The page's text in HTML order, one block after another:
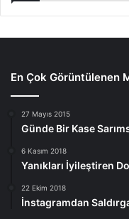
En Çok Görüntülenen
27 Mayıs 2015
Günde Bir Kase
6 Kasım 2018
Yanıkları İyileştiren
22 Ekim 2018
İnstagramdan